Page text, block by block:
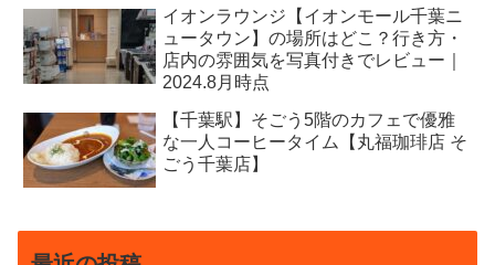
イオンラウンジ【イオンモール千葉ニ
ュータウン】の場所はどこ？行き方・
店内の雰囲気を写真付きでレビュー｜
2024.8月時点
【千葉駅】そごう5階のカフェで優雅
な一人コーヒータイム【丸福珈琲店 そ
ごう千葉店】